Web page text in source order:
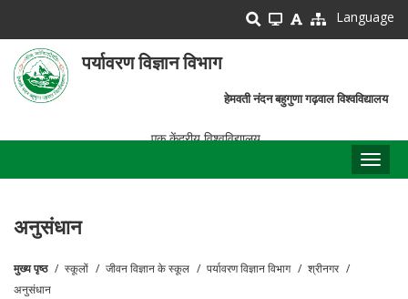
main
content
Language
पर्यावरण विज्ञान विभाग
हेमवती नंदन बहुगुणा गढ़वाल विश्वविद्यालय
एक केंद्रीय विश्वविद्यालय
अनुसंधान
पग
मुख्य पृष्ठ स्कूलों जीवन विज्ञान के स्कूल पर्यावरण विज्ञान विभाग
श्रीनगर
अनुसंधान